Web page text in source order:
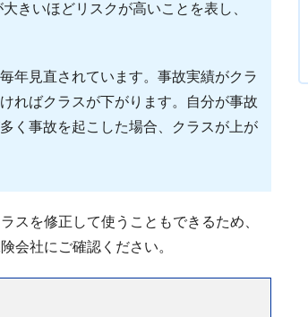
きいほどリスクが高いことを表し、
年見直されています。事故実績がクラ
ればクラスが下がります。自分が事故
く事故を起こした場合、クラスが上が
スを修正して使うこともできるため、
会社にご確認ください。